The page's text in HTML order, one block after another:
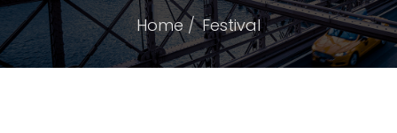
Home Festival